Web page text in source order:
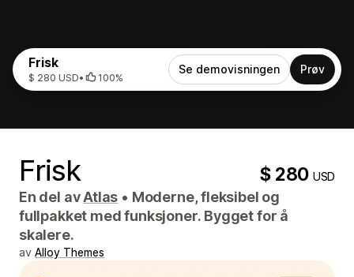
Frisk
$ 280 USD• 100%
Se demovisningen Prøv
Frisk $ 280USD
En del avAtlas • Moderne, fleksibel og
fullpakket med funksjoner. Bygget for å
skalere.
av Alloy Themes